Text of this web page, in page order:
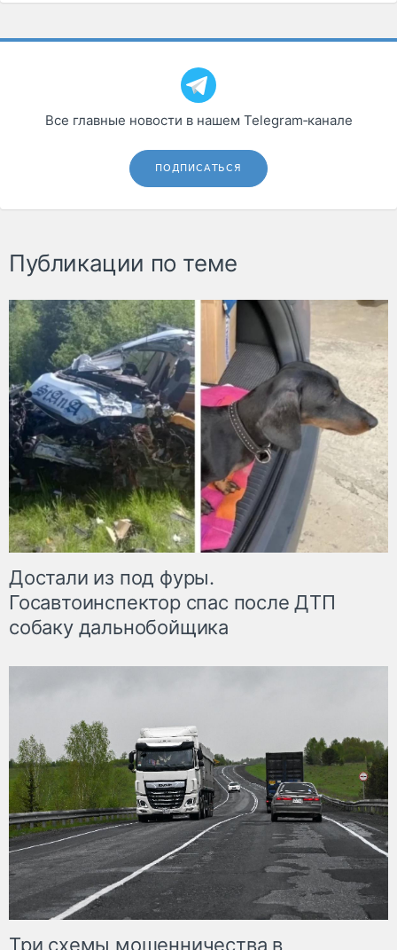
Все главные новости в нашем Telegram‑канале
ПОДПИСАТЬСЯ
Публикации по теме
Достали из под фуры.
Госавтоинспектор спас после ДТП
собаку дальнобойщика
Три схемы мошенничества в